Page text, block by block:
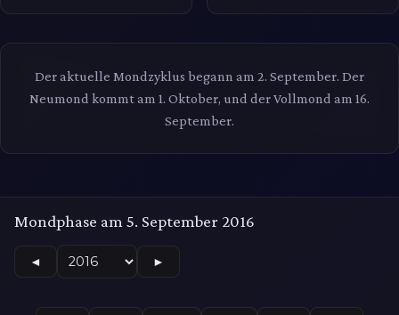
Der aktuelle Mondzyklus begann am 2. September. Der
Neumond kommt am 1. Oktober, und der Vollmond am 16.
September.
Mondphase am 5. September 2016
◄ ►